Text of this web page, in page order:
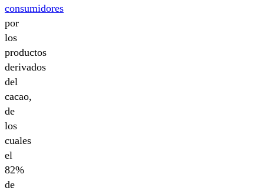
consumidores
por
los
productos
derivados
del
cacao,
de
los
cuales
el
82%
de